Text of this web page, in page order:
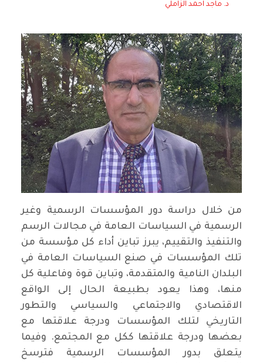
د. ماجد احمد الزاملي
من خلال دراسة دور المؤسسات الرسمية وغير
الرسمية في السياسات العامة في مجالات الرسم
والتنفيذ والتقييم، يبرز تباين أداء كل مؤسسة من
تلك المؤسسات في صنع السياسات العامة في
البلدان النامية والمتقدمة، وتباين قوة وفاعلية كل
منها، وهذا يعود بطبيعة الحال إلى الواقع
الاقتصادي والاجتماعي والسياسي والتطور
التاريخي لتلك المؤسسات ودرجة علاقتها مع
بعضها ودرجة علاقتها ككل مع المجتمع. وفيما
يتعلق بدور المؤسسات الرسمية فترسخ